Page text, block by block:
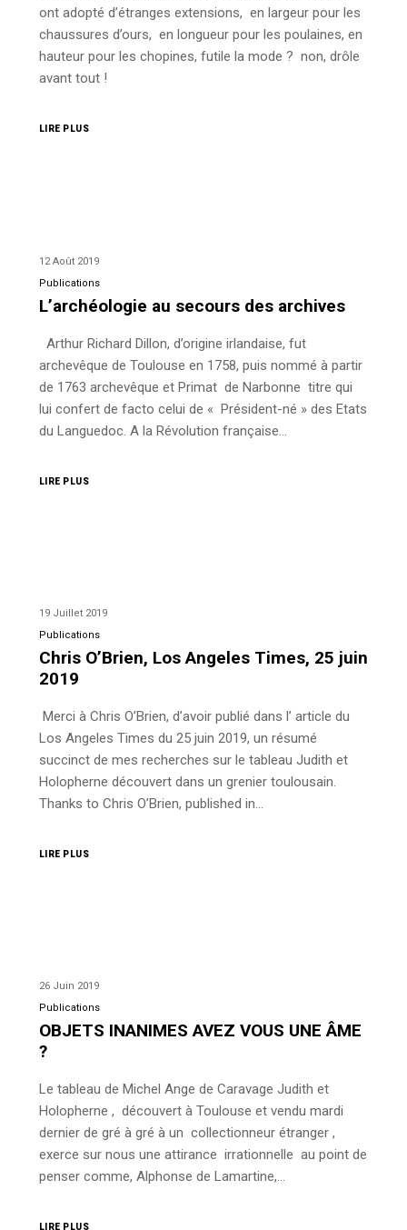
ont adopté d’étranges extensions, en largeur pour les
chaussures d’ours, en longueur pour les poulaines, en
hauteur pour les chopines, futile la mode ? non, drôle
avant tout !
LIRE PLUS
12 Août 2019
Publications
L’archéologie au secours des archives
Arthur Richard Dillon, d’origine irlandaise, fut
archevêque de Toulouse en 1758, puis nommé à partir
de 1763 archevêque et Primat de Narbonne titre qui
lui confert de facto celui de « Président-né » des Etats
du Languedoc. A la Révolution française…
LIRE PLUS
19 Juillet 2019
Publications
Chris O’Brien, Los Angeles Times, 25 juin
2019
Merci à Chris O’Brien, d’avoir publié dans l’ article du
Los Angeles Times du 25 juin 2019, un résumé
succinct de mes recherches sur le tableau Judith et
Holopherne découvert dans un grenier toulousain.
Thanks to Chris O’Brien, published in…
LIRE PLUS
26 Juin 2019
Publications
OBJETS INANIMES AVEZ VOUS UNE ÂME
?
Le tableau de Michel Ange de Caravage Judith et
Holopherne , découvert à Toulouse et vendu mardi
dernier de gré à gré à un collectionneur étranger ,
exerce sur nous une attirance irrationnelle au point de
penser comme, Alphonse de Lamartine,…
LIRE PLUS